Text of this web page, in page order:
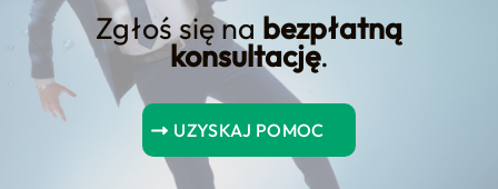
Zgłoś się na bezpłatną
konsultację.
UZYSKAJ POMOC
Spis Treści
Podsumowanie kluczowych punktów
Przegląd świąt kredytowych